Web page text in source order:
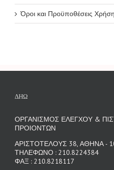
Όροι και Προϋποθέσεις
ΔΗΩ
ΟΡΓΑΝΙΣΜΟΣ ΕΛΕΓΧΟΥ &
ΠΡΟΙΟΝΤΩΝ
ΑΡΙΣΤΟΤΕΛΟΥΣ 38, ΑΘΗΝΑ -
ΤΗΛΕΦΩΝΟ : 210.8224384
ΦΑΞ : 210.8218117